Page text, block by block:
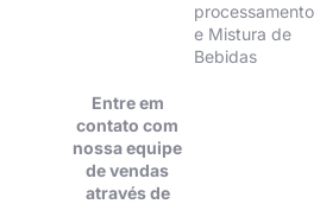
processamento
e Mistura de
Bebidas
Entre em
contato com
nossa equipe
de vendas
através de